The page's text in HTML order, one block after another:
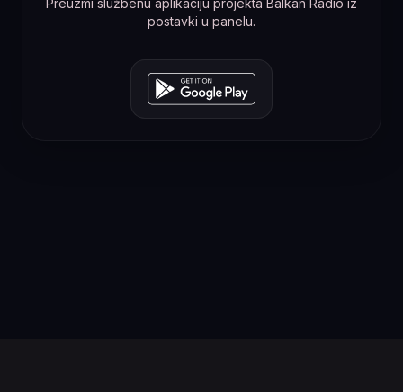
postavki u panelu.